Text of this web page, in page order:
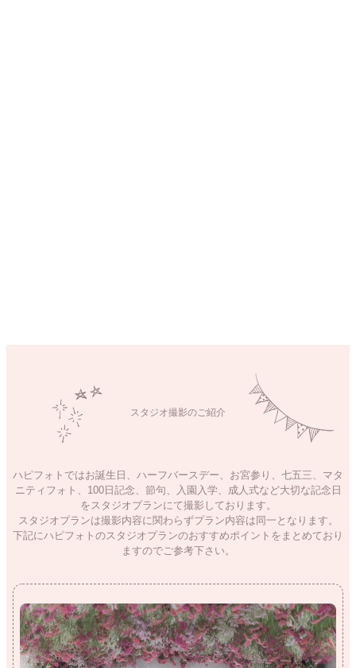
スタジオ撮影のご紹介
ハピフォトではお誕生日、ハーフバースデー、お宮参り、七五三、マタ
ニティフォト、100日記念、節句、入園入学、成人式など大切な記念日
をスタジオプランにて撮影しております。
スタジオプランは撮影内容に関わらずプラン内容は同一となります。
下記にハピフォトのスタジオプランのおすすめポイントをまとめており
ますのでご参考下さい。